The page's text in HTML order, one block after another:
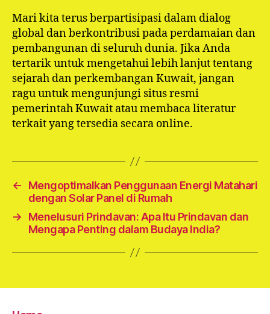
Mari kita terus berpartisipasi dalam dialog
global dan berkontribusi pada perdamaian dan
pembangunan di seluruh dunia. Jika Anda
tertarik untuk mengetahui lebih lanjut tentang
sejarah dan perkembangan Kuwait, jangan
ragu untuk mengunjungi situs resmi
pemerintah Kuwait atau membaca literatur
terkait yang tersedia secara online.
←
Mengoptimalkan Penggunaan Energi Matahari
dengan Solar Panel di Rumah
→
Menelusuri Prindavan: Apa Itu Prindavan dan
Mengapa Penting dalam Budaya India?